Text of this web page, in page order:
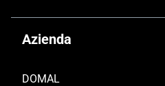
Azienda
DOMAL